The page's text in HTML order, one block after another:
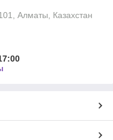
Алматы, Казахстан